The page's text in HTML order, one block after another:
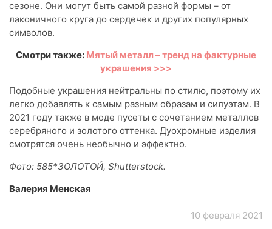
сезоне. Они могут быть самой разной формы – от
лаконичного круга до сердечек и других популярных
символов.
Смотри также: Мятый металл – тренд на фактурные
украшения >>>
Подобные украшения нейтральны по стилю, поэтому их
легко добавлять к самым разным образам и силуэтам. В
2021 году также в моде пусеты с сочетанием металлов
серебряного и золотого оттенка. Дуохромные изделия
смотрятся очень необычно и эффектно.
Фото: 585*ЗОЛОТОЙ, Shutterstock.
Валерия Менская
10 февраля 2021